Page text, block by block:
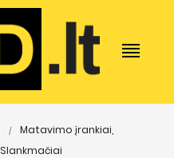
Matavimo įrankiai,
Slankmačiai